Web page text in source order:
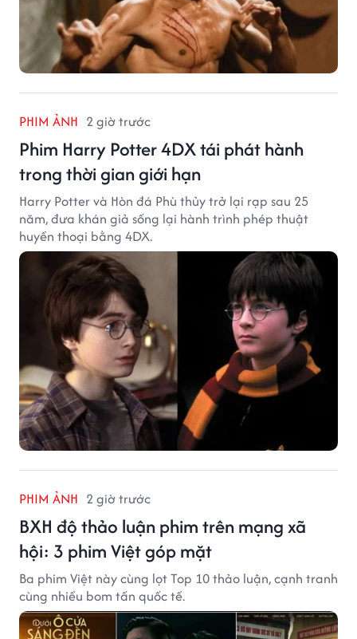
PHIM ẢNH 2 giờ trước
Phim Harry Potter 4DX tái phát hành
trong thời gian giới hạn
Harry Potter và Hòn đá Phù thủy trở lại rạp sau 25
năm, đưa khán giả sống lại hành trình phép thuật
huyền thoại bằng 4DX.
PHIM ẢNH 2 giờ trước
BXH độ thảo luận phim trên mạng xã
hội: 3 phim Việt góp mặt
Ba phim Việt này cùng lọt Top 10 thảo luận, cạnh tranh
cùng nhiều bom tấn quốc tế.